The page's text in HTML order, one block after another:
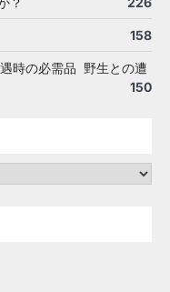
158
時の必需品 野生との遭
150